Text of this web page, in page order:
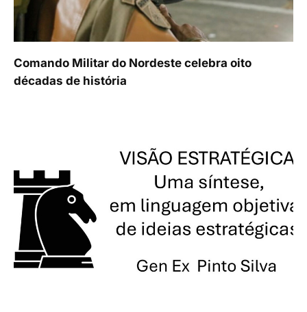
Comando Militar do Nordeste celebra oito
décadas de história